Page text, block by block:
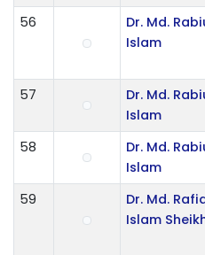
56
Dr. Md.
Islam
57
Dr. Md.
Islam
58
Dr. Md.
Islam
59
Dr. Md.
Islam